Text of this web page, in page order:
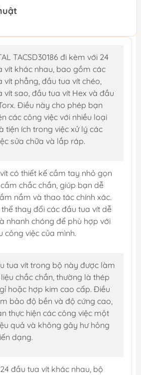
TACSD30186 đi kèm với 24
vít khác nhau, bao gồm các
vít phẳng, đầu tua vít chéo,
vít sao, đầu tua vít Hex và đầu
Điều này cho phép bạn
các công việc với nhiều loại
tiện ích trong việc xử lý các
sửa chữa và lắp ráp.
có thiết kế cầm tay nhỏ gọn
chắc chắn, giúp bạn dễ
nắm và thao tác chính xác.
thể thay đổi các đầu tua vít dễ
nhanh chóng để phù hợp với
công việc của mình.
tua vít trong bộ này được làm
chắc chắn, thường là thép
hoặc hợp kim cao cấp. Điều
bảo độ bền và độ cứng cao,
thực hiện các công việc một
quả và không gây hư hỏng
dạng.
đầu tua vít khác nhau, bộ